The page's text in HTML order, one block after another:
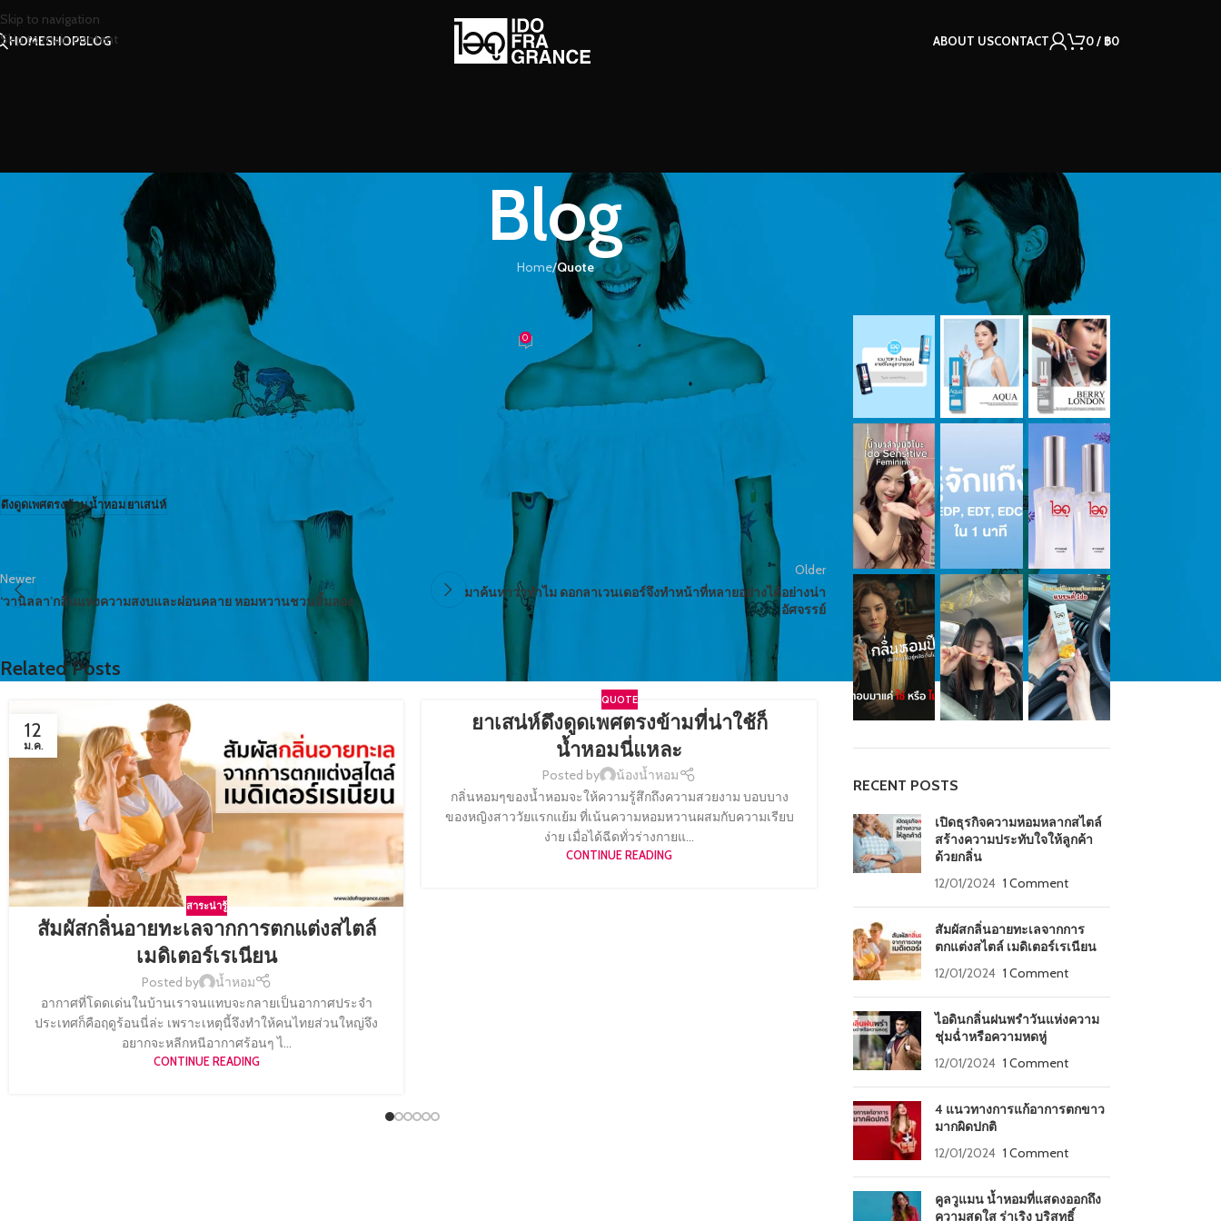
Skip to navigation
Skip to main content
HOMESHOPBLOG ABOUT USCONTACT 0/ ฿0
Blog
Home/Quote
ยาเสน่ห์ดึงดูดเพศตรงข้ามที่น่าใช้ก็น้ำหอมนี่แหละ
0
ดึงดูดเพศตรงข้าม
ดึงดูดเพศตรงข้ามน้ำหอม ยาเสน่ห์
Newer
‘วานิลลา’กลิ่นแห่งความสงบและผ่อนคลาย หอมหวานชวนลิ้มลอง
Older
มาค้นหาว่าทำไม ดอกลาเวนเดอร์จึงทำหน้าที่หลายอย่างได้อย่างน่า
อัศจรรย์
Related Posts
12
ม.ค.
สาระน่ารู้
สัมผัสกลิ่นอายทะเลจากการตกแต่งสไตล์
เมดิเตอร์เรเนียน
Posted by
น้ำหอม
อากาศที่โดดเด่นในบ้านเราจนแทบจะกลายเป็นอากาศประจำ
ประเทศก็คือฤดูร้อนนี่ล่ะ เพราะเหตุนี้จึงทำให้คนไทยส่วนใหญ่จึง
อยากจะหลีกหนีอากาศร้อนๆ ไ...
CONTINUE READING
QUOTE
ยาเสน่ห์ดึงดูดเพศตรงข้ามที่น่าใช้ก็
น้ำหอมนี่แหละ
Posted by
น้องน้ำหอม
กลิ่นหอมๆของน้ำหอมจะให้ความรู้สึกถึงความสวยงาม บอบบาง
ของหญิงสาววัยแรกแย้ม ที่เน้นความหอมหวานผสมกับความเรียบ
ง่าย เมื่อได้ฉีดทั่วร่างกายแ...
CONTINUE READING
QUOTE
ยาเสน่ห์ดึงดูดเพศตรงข้ามที่น่าใช้ก็
น้ำหอมนี่แหละ
คืนซึ่งจะเต็มไปด้วยกลิ่นหอมของดอกไม้นานาชนิด โดยบรรจุมา
พร้อมกับขวดที่ดีไซน์ แล...
CONTINUE READING
OUR INSTAGRAM
RECENT POSTS
เปิดธุรกิจความหอมหลากสไตล์
สร้างความประทับใจให้ลูกค้า
ด้วยกลิ่น
12/01/2024 1 Comment
สัมผัสกลิ่นอายทะเลจากการ
ตกแต่งสไตล์ เมดิเตอร์เรเนียน
12/01/2024 1 Comment
ไอดินกลิ่นฝนพรำวันแห่งความ
ชุ่มฉ่ำหรือความหดหู่
12/01/2024 1 Comment
4 แนวทางการแก้อาการตกขาว
มากผิดปกติ
12/01/2024 1 Comment
คูลวูแมน น้ำหอมที่แสดงออกถึง
ความสดใส ร่าเริง บริสุทธิ์